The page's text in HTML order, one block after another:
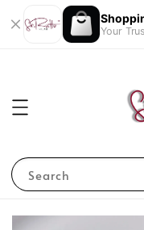
Your
Search